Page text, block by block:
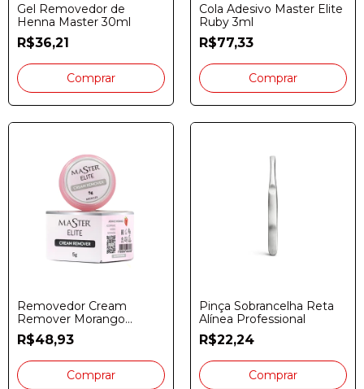
Gel Removedor de
Henna Master 30ml
R$36,21
Cola Adesivo Master Elite
Ruby 3ml
R$77,33
Removedor Cream
Remover Morango
Master Elite 5g
R$48,93
Pinça Sobrancelha Reta
Alínea Professional
R$22,24